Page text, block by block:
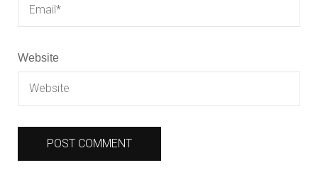
Website